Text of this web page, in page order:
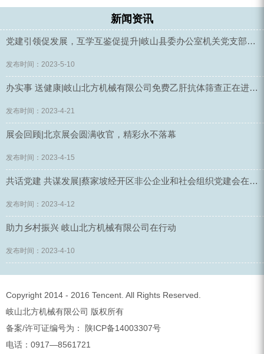
新闻资讯
党建引领促发展，互学互鉴促提升|岐山县委办公室机关党支部一行莅临我公司参观党建工作
发布时间：2023-5-10
办实事 送健康|岐山北方机械有限公司免费乙肝抗体筛查正在进行时
发布时间：2023-4-21
展会回顾|北京展会圆满收官，精彩永不落幕
发布时间：2023-4-15
共话党建 共谋发展|蔡家坡经开区非公企业和社会组织党建会在我司顺利召开
发布时间：2023-4-12
助力乡村振兴 岐山北方机械有限公司在行动
发布时间：2023-4-10
Copyright 2014 - 2016 Tencent. All Rights Reserved.
岐山北方机械有限公司 版权所有
备案/许可证编号为： 陕ICP备14003307号
电话：0917—8561721